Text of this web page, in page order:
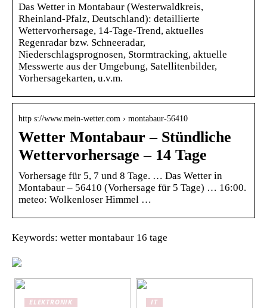
Das Wetter in Montabaur (Westerwaldkreis,
Rheinland-Pfalz, Deutschland): detaillierte
Wettervorhersage, 14-Tage-Trend, aktuelles
Regenradar bzw. Schneeradar,
Niederschlagsprognosen, Stormtracking, aktuelle
Messwerte aus der Umgebung, Satellitenbilder,
Vorhersagekarten, u.v.m.
http s://www.mein-wetter.com › montabaur-56410
Wetter Montabaur – Stündliche
Wettervorhersage – 14 Tage
Vorhersage für 5, 7 und 8 Tage. … Das Wetter in
Montabaur – 56410 (Vorhersage für 5 Tage) … 16:00.
meteo: Wolkenloser Himmel …
Keywords: wetter montabaur 16 tage
ELEKTRONIK IT